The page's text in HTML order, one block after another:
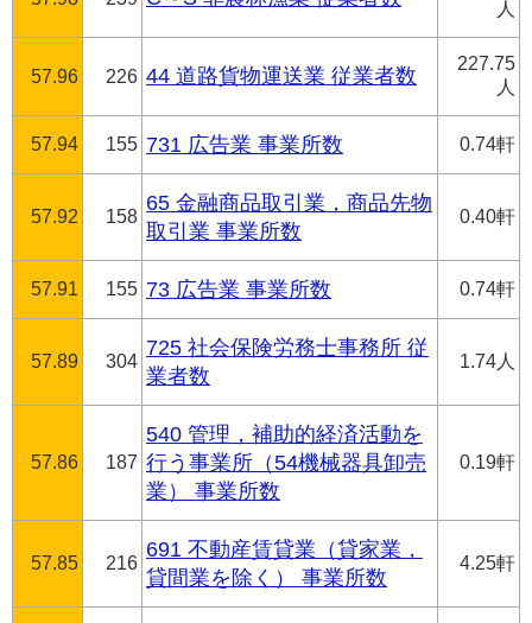
人
57.96 226 44 道路貨物運送業 従業者数
227.75
人
57.94 155 731 広告業 事業所数 0.74軒
57.92 158
65 金融商品取引業，商品先物
取引業 事業所数
0.40軒
57.91 155 73 広告業 事業所数 0.74軒
57.89 304
725 社会保険労務士事務所 従
業者数
1.74人
57.86 187
540 管理，補助的経済活動を
行う事業所（54機械器具卸売
業） 事業所数
0.19軒
57.85 216
691 不動産賃貸業（貸家業，
貸間業を除く） 事業所数
4.25軒